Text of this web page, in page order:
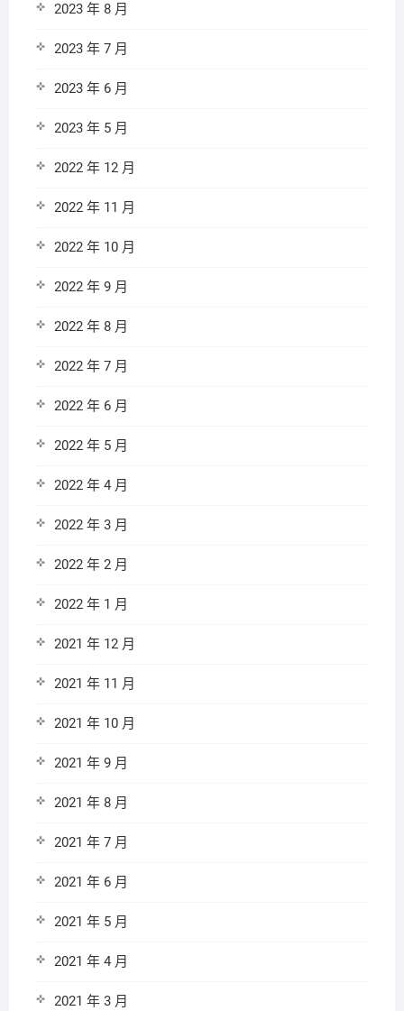
2023 年 8 月
2023 年 7 月
2023 年 6 月
2023 年 5 月
2022 年 12 月
2022 年 11 月
2022 年 10 月
2022 年 9 月
2022 年 8 月
2022 年 7 月
2022 年 6 月
2022 年 5 月
2022 年 4 月
2022 年 3 月
2022 年 2 月
2022 年 1 月
2021 年 12 月
2021 年 11 月
2021 年 10 月
2021 年 9 月
2021 年 8 月
2021 年 7 月
2021 年 6 月
2021 年 5 月
2021 年 4 月
2021 年 3 月